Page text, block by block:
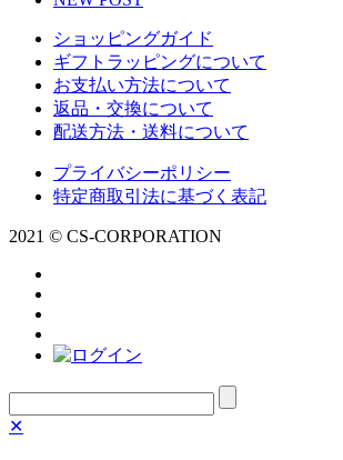
ショッピングガイド
ギフトラッピングについて
お支払い方法について
返品・交換について
配送方法・送料について
プライバシーポリシー
特定商取引法に基づく表記
2021 © CS-CORPORATION
✕